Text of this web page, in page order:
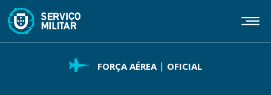
para
conteúdo
principal
FORÇA AÉREA OFICIAL